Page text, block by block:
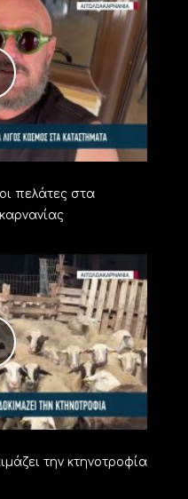
πελάτες στα
την κτηνοτροφία